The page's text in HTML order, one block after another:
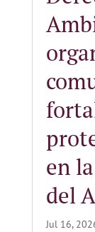
en
del
Jul 16,